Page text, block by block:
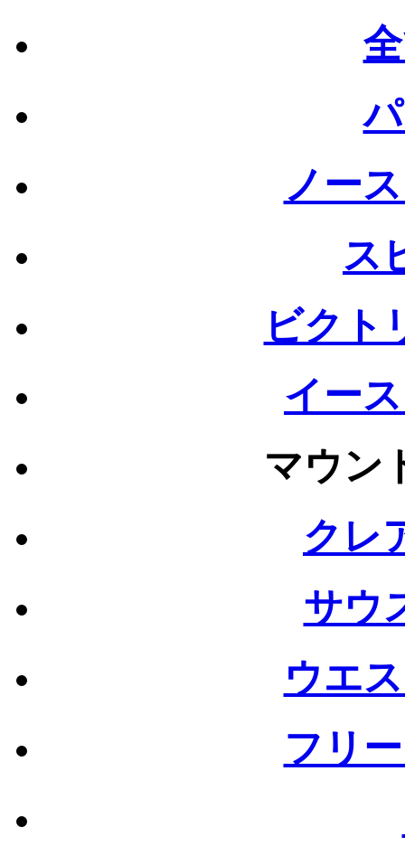
ノー
ス
ビクト
イー
マウン
クレ
サウ
ウエ
フリ